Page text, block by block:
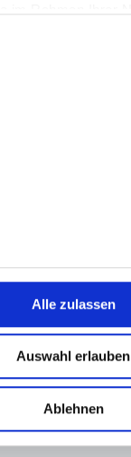
Alle zulassen
Auswahl erlauben
Ablehnen